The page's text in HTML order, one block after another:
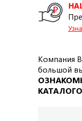
Компания
большой